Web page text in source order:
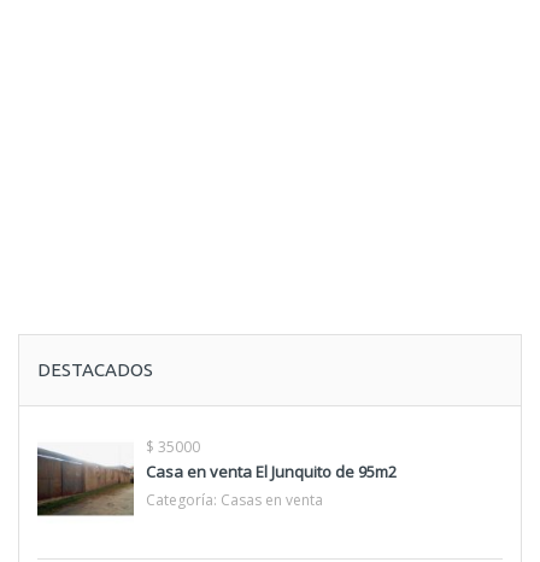
DESTACADOS
$ 35000
Casa en venta El Junquito de 95m2
Categoría: Casas en venta